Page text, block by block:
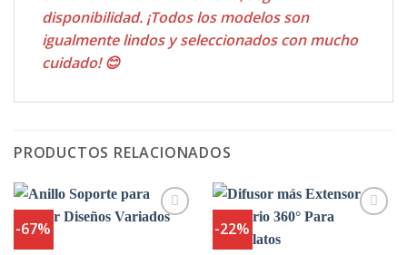
disponibilidad. ¡Todos los modelos son
igualmente lindos y seleccionados con mucho
cuidado! 😊
PRODUCTOS RELACIONADOS
-67% -22%